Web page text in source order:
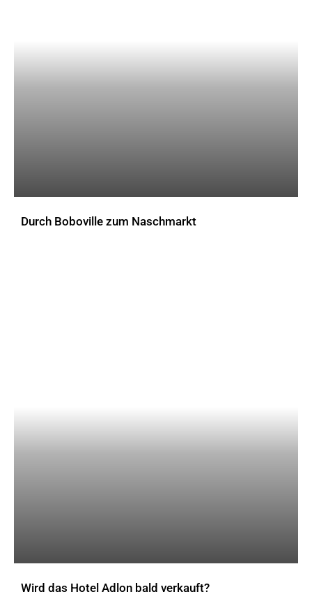
Durch Boboville zum Naschmarkt
Wird das Hotel Adlon bald verkauft?